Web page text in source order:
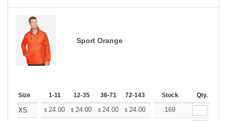
Sport Orange
Size 1-11 12-35 36-71 72-143 144-287 288 + More
Stock Qty.
XS $ 24.00 $ 24.00 $ 24.00 $ 24.00 24.00
169